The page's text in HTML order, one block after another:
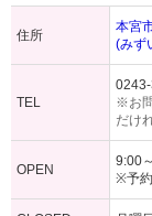
住所
本宮
(みず
TEL
※お
だけ
OPEN
9:00
※予